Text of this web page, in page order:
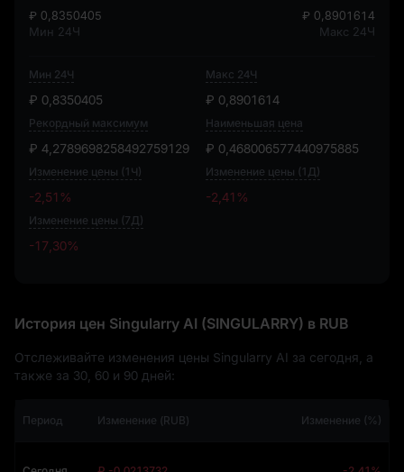
₽ 0,8350405
Мин 24Ч
₽ 0,8901614
Макс 24Ч
Мин 24Ч
₽ 0,8350405
Макс 24Ч
₽ 0,8901614
Рекордный максимум
₽ 4,2789698258492759129
Наименьшая цена
₽ 0,468006577440975885
Изменение цены (1Ч)
-2,51%
Изменение цены (1Д)
-2,41%
Изменение цены (7Д)
-17,30%
История цен Singularry AI (SINGULARRY) в RUB
Отслеживайте изменения цены Singularry AI за сегодня, а
также за 30, 60 и 90 дней:
Период Изменение (RUB) Изменение (%)